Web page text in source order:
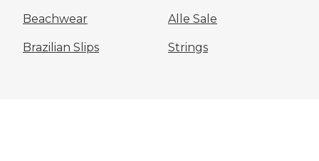
Beachwear Alle Sale
Brazilian Slips Strings